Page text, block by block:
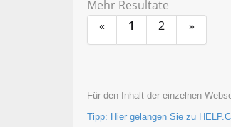
Mehr Resultate
«
1 2 »
Für den Inhalt der einzelnen
Tipp: Hier gelangen Sie zu